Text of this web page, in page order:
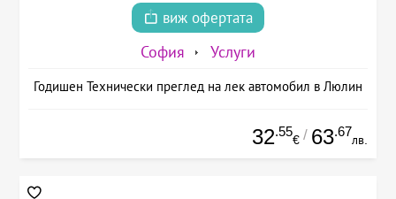
виж офертата
София Услуги
Годишен Технически преглед на лек автомобил в Люлин
32.55
€ / 63.67
лв.